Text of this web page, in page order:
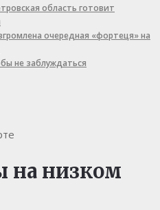
область готовит
очередная «фортеця» на
не заблуждаться
низком